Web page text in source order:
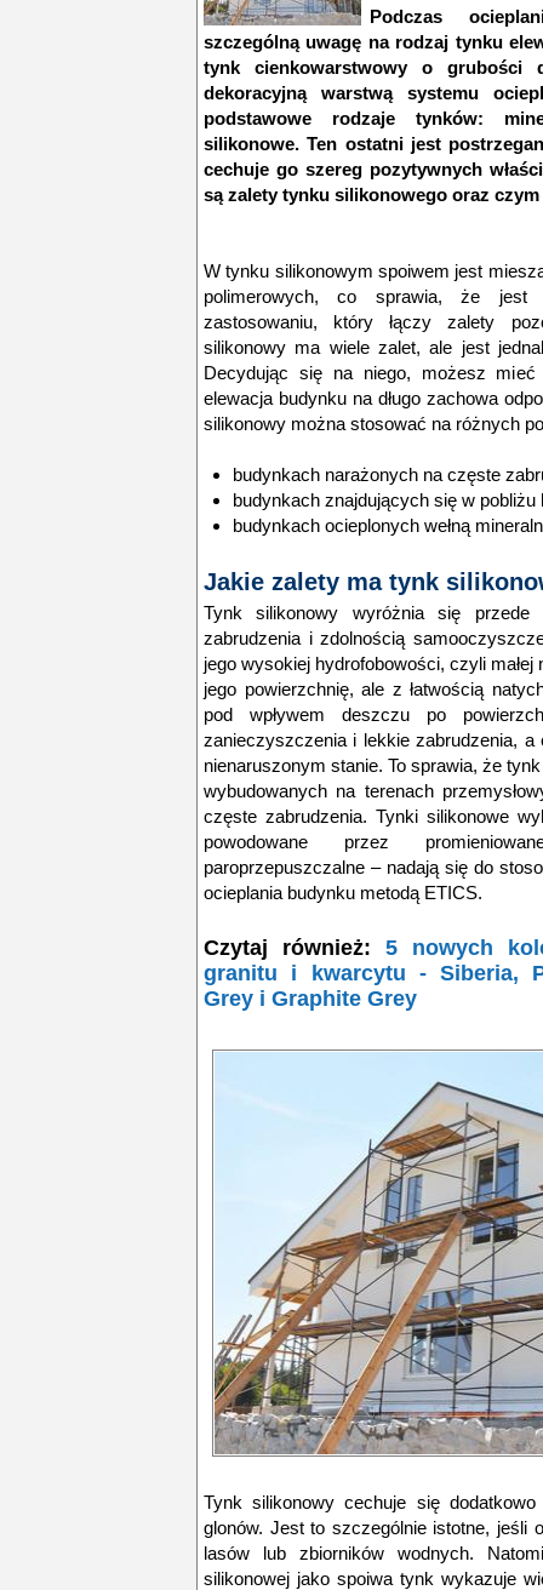
Podczas
szczególną uwagę na rodzaj tynku
tynk cienkowarstwowy o
dekoracyjną warstwą systemu
podstawowe rodzaje tynków:
silikonowe. Ten ostatni jest
cechuje go szereg pozytywnych
są zalety tynku silikonowego oraz
Wtynku silikonowym spoiwem jest
polimerowych, co sprawia, że jest
zastosowaniu, który łączy zalety
silikonowy ma wiele zalet, ale jest
Decydując się na niego, możesz
elewacja budynku na długo zachowa
silikonowy można stosować na różnych
budynkach narażonych na częste
budynkach znajdujących się w
budynkach ocieplonych wełną
Jakie zalety ma tynk
Tynk silikonowy wyróżnia się przede
zabrudzenia i zdolnością
jego wysokiej hydrofobowości, czyli
jego powierzchnię, ale z łatwością
pod wpływem deszczu po
zanieczyszczenia i lekkie zabrudzenia, a
nienaruszonym stanie. To sprawia, że
wybudowanych na terenach
częste zabrudzenia. Tynki silikonowe
powodowane przez
paroprzepuszczalne – nadają się do
ocieplania budynku metodą ETICS.
Czytaj również: 5 nowych
granitu i kwarcytu - Siberia,
Grey i Graphite Grey
Tynk silikonowy cechuje się
glonów. Jest to szczególnie istotne, jeśli
lasów lub zbiorników wodnych.
silikonowej jako spoiwa tynk wykazuje